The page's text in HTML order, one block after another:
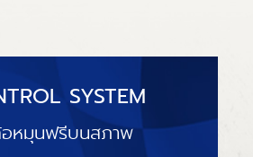
SYSTEM
อหมุนฟรีบนสภาพ